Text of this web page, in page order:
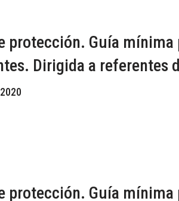
protección. Guía
Dirigida a referentes
protección. Guía